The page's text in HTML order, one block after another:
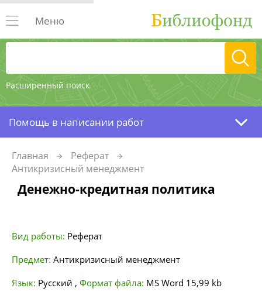
Расширенный поиск
Меню
Помощь в написании работ
Главная
Реферат
Антикризисный менеджмент
Денежно-кредитная политика
Вид работы: Реферат
Предмет: Антикризисный менеджмент
Язык: Русский , Формат файла: MS Word 15,99 kb